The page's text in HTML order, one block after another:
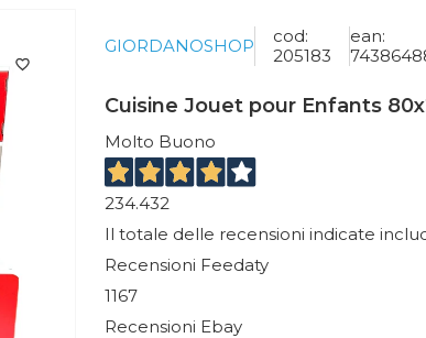
GIORDANOSHOP
cod:
205183
ean:
Cuisine Jouet pour Enfants
Molto Buono
234.432
Il totale delle recensioni indicate
Recensioni Feedaty
1167
Recensioni Ebay